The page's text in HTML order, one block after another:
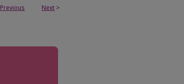
Previous Next >